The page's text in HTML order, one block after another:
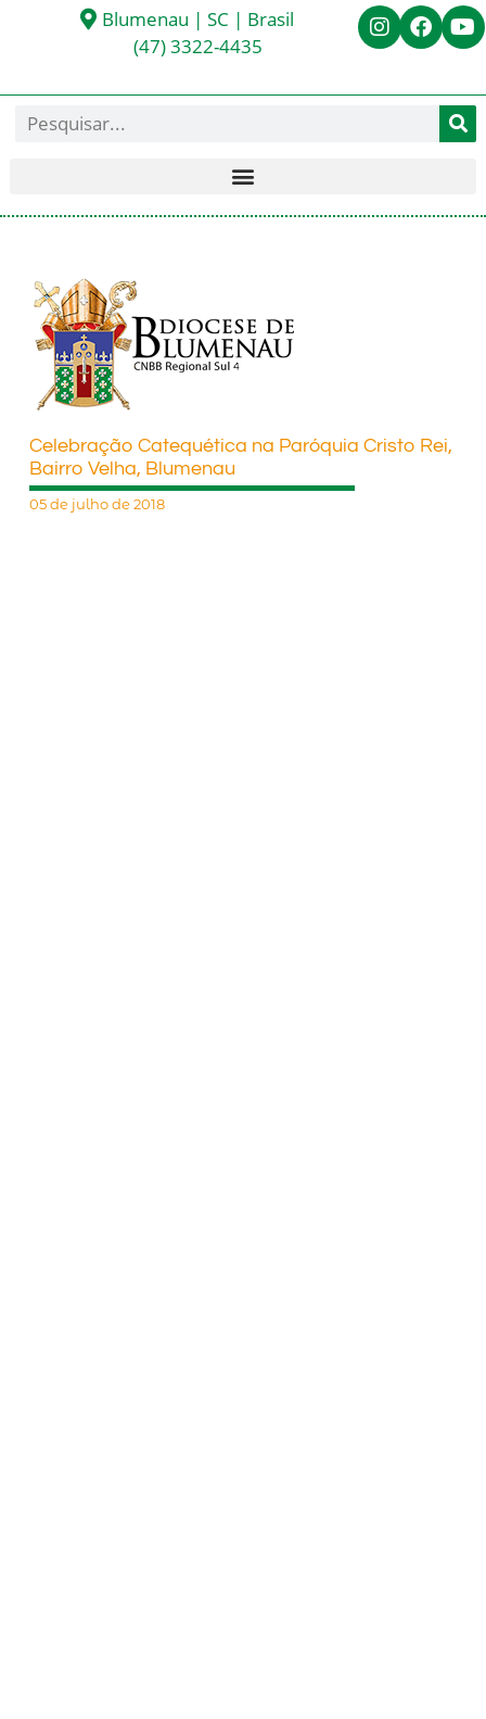
Blumenau | SC | Brasil
(47) 3322-4435
Celebração Catequética na Paróquia Cristo Rei,
Bairro Velha, Blumenau
05 de julho de 2018